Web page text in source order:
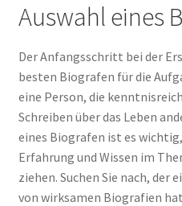
Auswahl eines
Der Anfangsschritt bei der
besten Biografen für die
eine Person, die
Schreiben über das Leben
eines Biografen ist es
Erfahrung und Wissen im
ziehen. Suchen Sie nach, der
von wirksamen Biografien